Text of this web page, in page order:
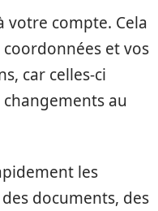
votre compte. Cela
et vos
car celles-ci
au
les
documents, des